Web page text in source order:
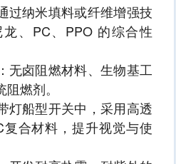
过纳米填料或纤维增强技
、PC、PPO 的综合性
：无卤阻燃材料、生物基工
燃剂。
灯船型开关中，采用高透
合材料，提升视觉与使